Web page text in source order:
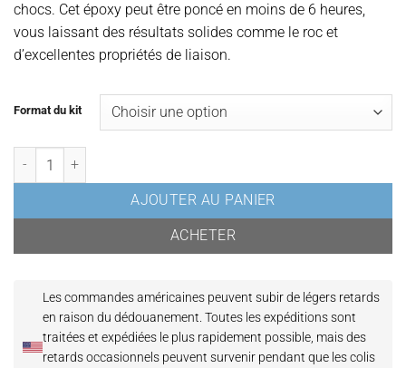
chocs. Cet époxy peut être poncé en moins de 6 heures,
vous laissant des résultats solides comme le roc et
d’excellentes propriétés de liaison.
Format du kit
quantité de Époxy à prise rapide | Résine transparente pour
AJOUTER AU PANIER
ACHETER
Les commandes américaines peuvent subir de légers retards
en raison du dédouanement. Toutes les expéditions sont
traitées et expédiées le plus rapidement possible, mais des
retards occasionnels peuvent survenir pendant que les colis